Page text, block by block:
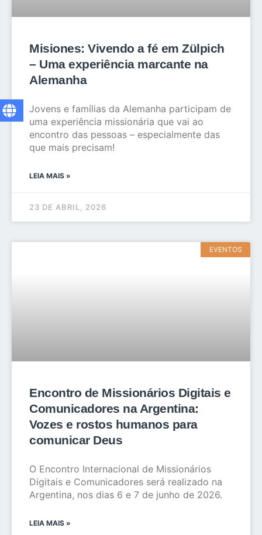
Misiones: Vivendo a fé em Zülpich
– Uma experiência marcante na
Alemanha
Jovens e famílias da Alemanha participam de
uma experiência missionária que vai ao
encontro das pessoas – especialmente das
que mais precisam!
LEIA MAIS »
23 DE ABRIL, 2026
EVENTOS
Encontro de Missionários Digitais e
Comunicadores na Argentina:
Vozes e rostos humanos para
comunicar Deus
O Encontro Internacional de Missionários
Digitais e Comunicadores será realizado na
Argentina, nos dias 6 e 7 de junho de 2026.
LEIA MAIS »